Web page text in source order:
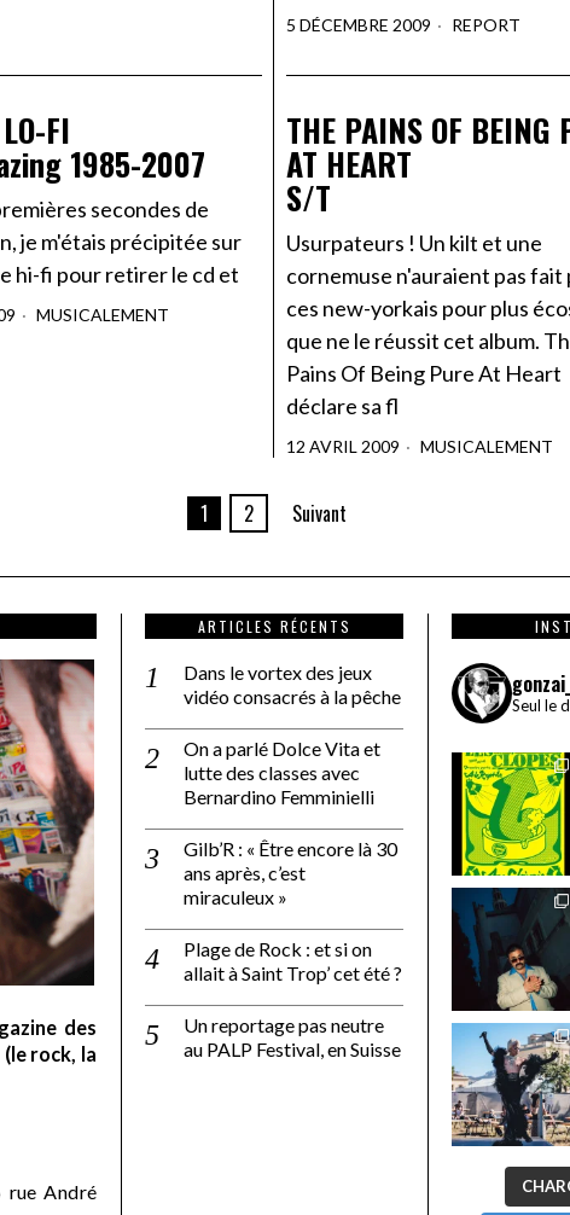
5 DÉCEMBRE 2009 REPORT
FI
1985-2007
secondes de
je m'étais précipitée sur
hi-fi pour retirer le cd et
MUSICALEMENT
THE PAINS OF BEING
AT HEART
S/T
Usurpateurs ! Un kilt et une
cornemuse n'auraient pas fait
ces new-yorkais pour plus
que ne le réussit cet album.
Pains Of Being Pure At Heart
déclare sa fl
12 AVRIL 2009 MUSICALEMENT
1 2 Suivant
des
rock, la
rue André
ARTICLES RÉCENTS
Dans le vortex des jeux
vidéo consacrés à la pêche
On a parlé Dolce Vita et
lutte des classes avec
Bernardino Femminielli
Gilb’R : « Être encore là 30
ans après, c’est
miraculeux »
Plage de Rock : et si on
allait à Saint Trop’ cet été ?
Un reportage pas neutre
au PALP Festival, en Suisse
Seul le